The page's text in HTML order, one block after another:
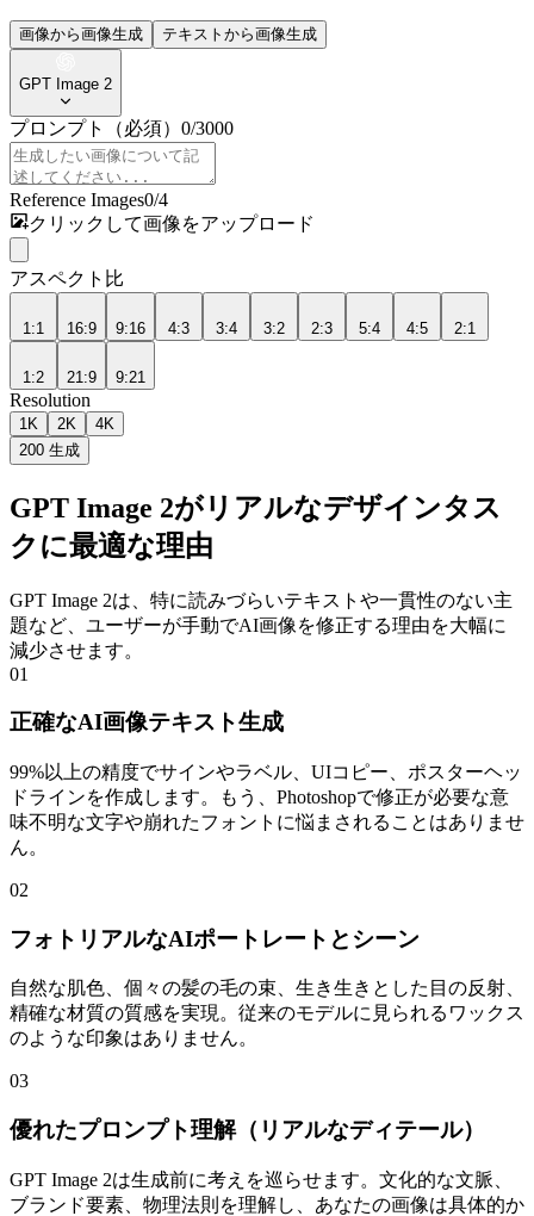
画像から画像生成 テキストから画像生成
GPT Image 2
プロンプト （必須） 0/3000
Reference Images0/4
クリックして画像をアップロード
アスペクト比
1:1 16:9 9:16 4:3 3:4 3:2 2:3 5:4 4:5 2:1
1:2 21:9 9:21
Resolution
1K 2K
4K
200 生成
GPT Image 2がリアルなデザインタス
クに最適な理由
GPT Image 2は、特に読みづらいテキストや一貫性のない主
題など、ユーザーが手動でAI画像を修正する理由を大幅に
減少させます。
01
正確なAI画像テキスト生成
99%以上の精度でサインやラベル、UIコピー、ポスターヘッ
ドラインを作成します。もう、Photoshopで修正が必要な意
味不明な文字や崩れたフォントに悩まされることはありませ
ん。
02
フォトリアルなAIポートレートとシーン
自然な肌色、個々の髪の毛の束、生き生きとした目の反射、
精確な材質の質感を実現。従来のモデルに見られるワックス
のような印象はありません。
03
優れたプロンプト理解（リアルなディテール）
GPT Image 2は生成前に考えを巡らせます。文化的な文脈、
ブランド要素、物理法則を理解し、あなたの画像は具体的か